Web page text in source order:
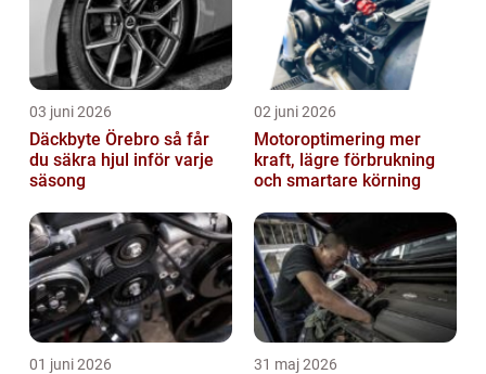
03 juni 2026
Däckbyte Örebro så får
du säkra hjul inför varje
säsong
02 juni 2026
Motoroptimering mer
kraft, lägre förbrukning
och smartare körning
01 juni 2026 31 maj 2026